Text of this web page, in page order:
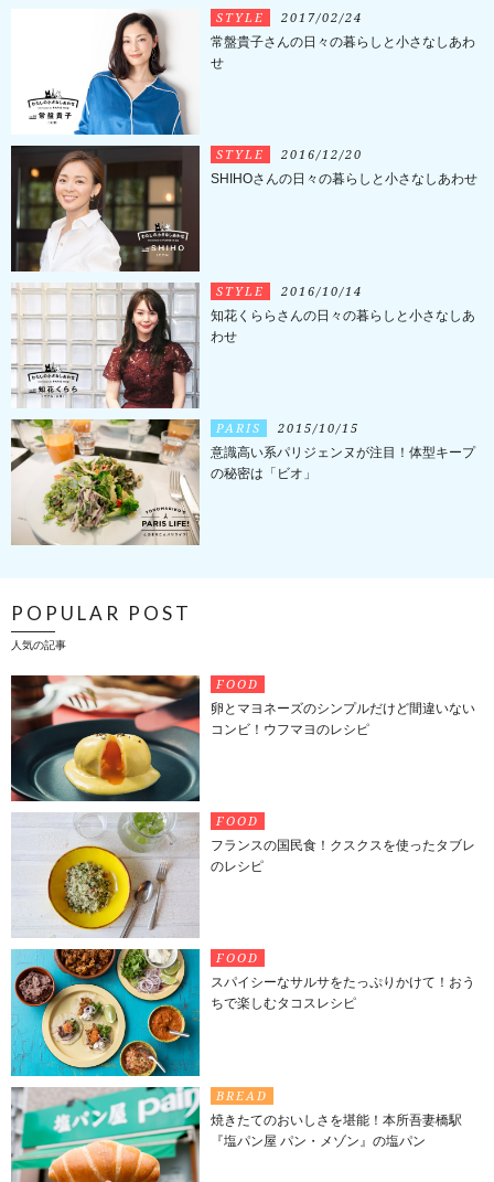
STYLE 2017/02/24
常盤貴子さんの日々の暮らしと小さなしあわ
せ
STYLE 2016/12/20
SHIHOさんの日々の暮らしと小さなしあわせ
STYLE 2016/10/14
知花くららさんの日々の暮らしと小さなしあ
わせ
PARIS 2015/10/15
意識高い系パリジェンヌが注目！体型キープ
の秘密は「ビオ」
POPULAR POST
人気の記事
FOOD
卵とマヨネーズのシンプルだけど間違いない
コンビ！ウフマヨのレシピ
FOOD
フランスの国民食！クスクスを使ったタブレ
のレシピ
FOOD
スパイシーなサルサをたっぷりかけて！おう
ちで楽しむタコスレシピ
BREAD
焼きたてのおいしさを堪能！本所吾妻橋駅
『塩パン屋 パン・メゾン』の塩パン